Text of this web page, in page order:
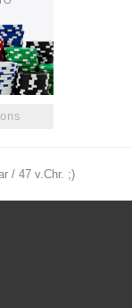
/ 47 v.Chr. ;)